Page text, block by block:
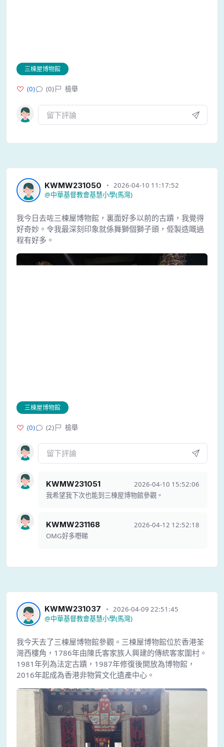
三棟屋博物館
(0) (0) 檢舉
KWMW231050
2026-04-10 11:17:52
@中華基督教會基慧小學(馬灣)
我今日去咗三棟屋博物館，裏面好多以前的古蹟，我覺得
好奇妙。令我最深刻印象就係舞獅個獅子頭，𠈄製造嘅過
程有好多。
三棟屋博物館
(0) (2) 檢舉
KWMW231051
2026-04-10 15:52:06
我希望我下次也能到三棟屋博物館參觀。
KWMW231168
2026-04-12 12:52:18
OMG好多嘢睇
KWMW231037
2026-04-09 22:51:45
@中華基督教會基慧小學(馬灣)
我今天去了三棟屋博物館參觀。三棟屋博物館位於香港荃
灣西樓角，1786年由陳氏客家族人興建的傳統客家圍村。
1981年列為法定古蹟，1987年修復後開放為博物館，
2016年起成為香港非物質文化遺產中心。